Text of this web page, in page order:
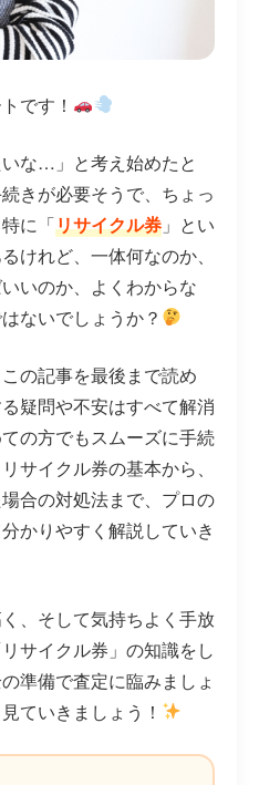
です！
いな…」と考え始めたと
きが必要そうで、ちょっ
に「リサイクル券 」とい
けれど、一体何なのか、
いのか、よくわからな
ないでしょうか？
の記事を最後まで読め
疑問や不安はすべて解消
の方でもスムーズに手続
サイクル券の基本から、
合の対処法まで、プロの
かりやすく解説していき
、そして気持ちよく手放
サイクル券」の知識をし
準備で査定に臨みましょ
ていきましょう！